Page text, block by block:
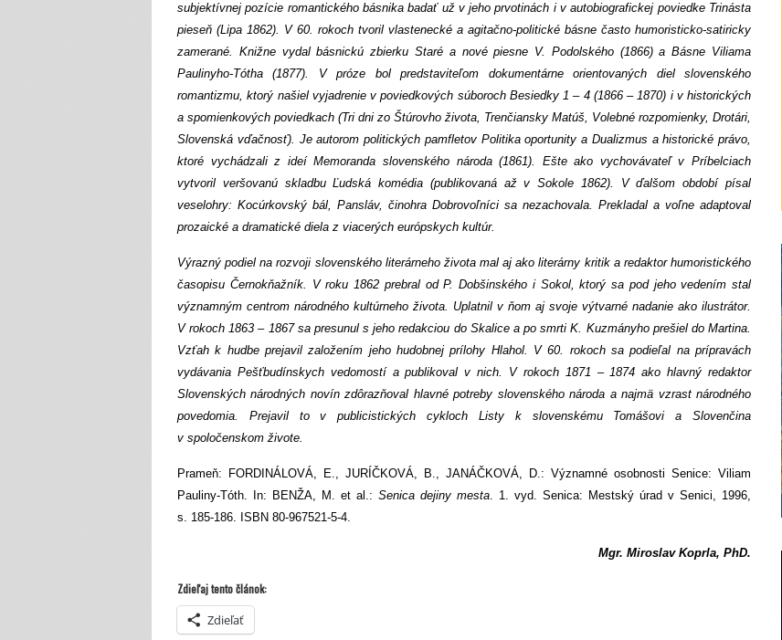
subjektívnej pozície romantického básnika badať už v jeho prvotinách i v autobiografickej poviedke Trinásta
pieseň (Lipa 1862). V 60. rokoch tvoril vlastenecké a agitačno-politické básne často humoristicko-satiricky
zamerané. Knižne vydal básnickú zbierku Staré a nové piesne V. Podolského (1866) a Básne Viliama
Paulinyho-Tótha (1877). V próze bol predstaviteľom dokumentárne orientovaných diel slovenského
romantizmu, ktorý našiel vyjadrenie v poviedkových súboroch Besiedky 1 – 4 (1866 – 1870) i v historických
a spomienkových poviedkach (Tri dni zo Štúrovho života, Trenčiansky Matúš, Volebné rozpomienky, Drotári,
Slovenská vďačnosť). Je autorom politických pamfletov Politika oportunity a Dualizmus a historické právo,
ktoré vychádzali z ideí Memoranda slovenského národa (1861). Ešte ako vychovávateľ v Príbelciach
vytvoril veršovanú skladbu Ľudská komédia (publikovaná až v Sokole 1862). V ďalšom období písal
veselohry: Kocúrkovský bál, Pansláv, činohra Dobrovoľníci sa nezachovala. Prekladal a voľne adaptoval
prozaické a dramatické diela z viacerých európskych kultúr.
Výrazný podiel na rozvoji slovenského literárneho života mal aj ako literárny kritik a redaktor humoristického
časopisu Černokňažník. V roku 1862 prebral od P. Dobšinského i Sokol, ktorý sa pod jeho vedením stal
významným centrom národného kultúrneho života. Uplatnil v ňom aj svoje výtvarné nadanie ako ilustrátor.
V rokoch 1863 – 1867 sa presunul s jeho redakciou do Skalice a po smrti K. Kuzmányho prešiel do Martina.
Vzťah k hudbe prejavil založením jeho hudobnej prílohy Hlahol. V 60. rokoch sa podieľal na prípravách
vydávania Pešťbudínskych vedomostí a publikoval v nich. V rokoch 1871 – 1874 ako hlavný redaktor
Slovenských národných novín zdôrazňoval hlavné potreby slovenského národa a najmä vzrast národného
povedomia. Prejavil to v publicistických cykloch Listy k slovenskému Tomášovi a Slovenčina
v spoločenskom živote.
Prameň: FORDINÁLOVÁ, E., JURÍČKOVÁ, B., JANÁČKOVÁ, D.: Významné osobnosti Senice: Viliam
Pauliny-Tóth. In: BENŽA, M. et al.: Senica dejiny mesta. 1. vyd. Senica: Mestský úrad v Senici, 1996,
s. 185-186. ISBN 80-967521-5-4.
Mgr. Miroslav Koprla, PhD.
Zdieľaj tento článok:
Zdieľať